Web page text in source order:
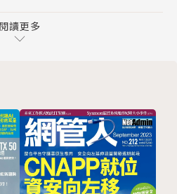
驅動器功率轉換拓撲指南
探索及優化設計
結應用與虛擬整合，這就是另
CTIMES作為一個大C世代
要目標，同時也會連結到市
Cybernation）產品上。
網路通訊到各種事物的連結與
身要做產品整合，各種跨領域
，CTIMES不僅提供平面內容
閱讀更多